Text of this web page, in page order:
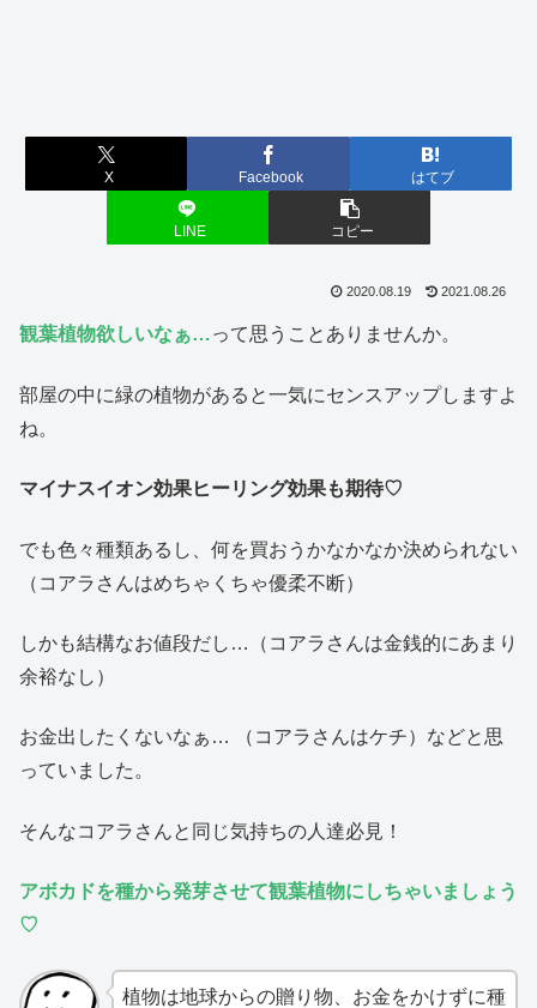
X Facebook はてブ
LINE コピー
2020.08.19 2021.08.26
観葉植物欲しいなぁ…って思うことありませんか。
部屋の中に緑の植物があると一気にセンスアップしますよ
ね。
マイナスイオン効果ヒーリング効果も期待♡
でも色々種類あるし、何を買おうかなかなか決められない
（コアラさんはめちゃくちゃ優柔不断）
しかも結構なお値段だし…（コアラさんは金銭的にあまり
余裕なし）
お金出したくないなぁ… （コアラさんはケチ）などと思
っていました。
そんなコアラさんと同じ気持ちの人達必見！
アボカドを種から発芽させて観葉植物にしちゃいましょう
♡
植物は地球からの贈り物、お金をかけずに種